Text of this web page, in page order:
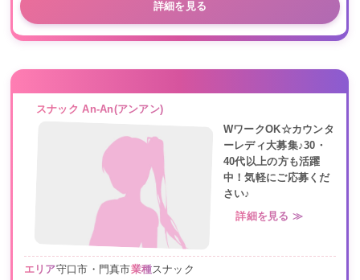
詳細を見る
スナック An-An(アンアン)
WワークOK☆カウンタ
ーレディ大募集♪30・
40代以上の方も活躍
中！気軽にご応募くだ
さい♪
詳細を見る ≫
エリア守口市・門真市業種スナック